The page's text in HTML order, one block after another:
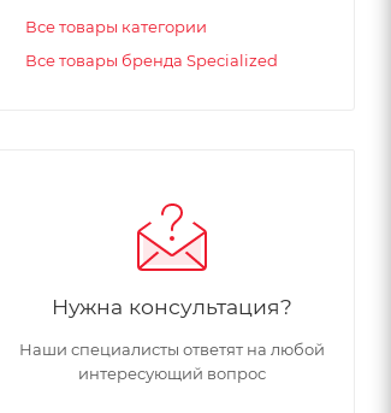
Все товары категории
Все товары бренда Specialized
Нужна консультация?
Наши специалисты ответят на любой
интересующий вопрос